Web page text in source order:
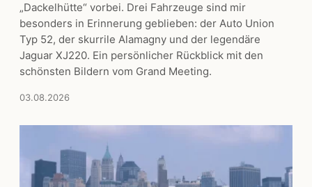
„Dackelhütte“ vorbei. Drei Fahrzeuge sind mir
besonders in Erinnerung geblieben: der Auto Union
Typ 52, der skurrile Alamagny und der legendäre
Jaguar XJ220. Ein persönlicher Rückblick mit den
schönsten Bildern vom Grand Meeting.
03.08.2026